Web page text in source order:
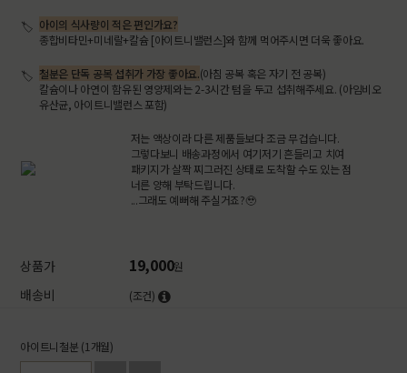
아이의 식사량이 적은 편인가요?
종합비타민+미네랄+칼슘 [아이트니밸런스]와 함께 먹어주시면 더욱 좋아요.
철분은 단독 공복 섭취가 가장 좋아요.(아침 공복 혹은 자기 전 공복)
칼슘이나 아연이 함유된 영양제와는 2-3시간 텀을 두고 섭취해주세요. (아임비오
유산균, 아이트니밸런스 포함)
저는 액상이라 다른 제품들보다 조금 무겁습니다.
그렇다보니 배송과정에서 여기저기 흔들리고 치여
패키지가 살짝 찌그러진 상태로 도착할 수도 있는 점
너른 양해 부탁드립니다.
...그래도 예뻐해 주실거죠?🥹
상품가 19,000원
배송비 (조건)
아이트니철분 (1개월)